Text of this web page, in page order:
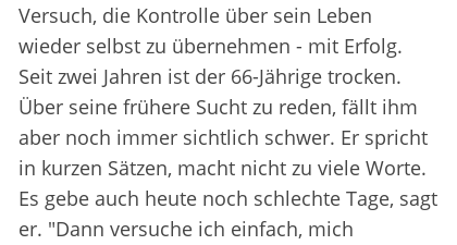
Versuch, die Kontrolle über sein Leben
wieder selbst zu übernehmen - mit Erfolg.
Seit zwei Jahren ist der 66-Jährige trocken.
Über seine frühere Sucht zu reden, fällt ihm
aber noch immer sichtlich schwer. Er spricht
in kurzen Sätzen, macht nicht zu viele Worte.
Es gebe auch heute noch schlechte Tage, sagt
er. "Dann versuche ich einfach, mich